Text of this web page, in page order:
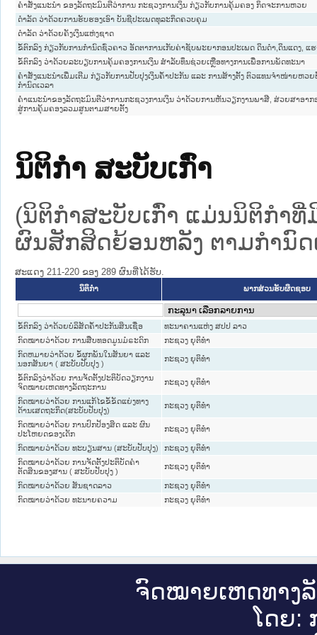
ຄຳສັ່ງແນະນຳ ຂອງລັດຖະມົນຕີວ່າການ ກະຊວງການເງິນ ກ່ຽວກັບການຄຸ້ມຄອງ ກິດຈະການຫວຍ
ດຳລັດ ວ່າດ້ວຍການຮັບຮອງເອົາ ບັນຊີປະເພດທຸລະກິດຄວບຄຸມ
ດຳລັດ ວ່າດ້ວຍຄັງເງິນແຫ່ງຊາດ
ຂໍ້ຕົກລົງ ກ່ຽວກັບການກຳນົດຊົ່ວຄາວ ອັດຕາການເກັບຄ່າຊັບພະຍາກອນປະເພດ ດິນດຳ,ດິນແດງ, ແ
ຂໍ້ຕົກລົງ ວ່າດ້ວຍລະບຽບການຄຸ້ມຄອງການເງິນ ສຳລັບທຶນຊ່ວຍເຫຼືອທາງການເພື່ອການພັດທະນາ
ຄຳສັ່ງແນະນຳເພີ່ມເຕີມ ກ່ຽວກັບການປັບປຸງເງິນຄ້ຳປະກັນ ແລະ ການສ້າງຕັ້ງ ຕົວແທນຈຳໜ່າຍຫວ
ກຳນົດເວລາ
ຄຳແນະນຳຂອງລັດຖະມົນຕີວ່າການກະຊວງການເງິນ ວ່າດ້ວຍການຫັນວຽກງານພາສີ, ສ່ວຍສາອາກ
ສູ່ການຄຸ້ມຄອງລວມສູນຕາມສາຍຕັ້ງ
ນິຕິກໍາ ສະບັບເກົ່າ
(ນິຕິກໍາສະບັບເກົ່າ ແມ່ນນິຕິກໍາ
ຜົນສັກສິດຍ້ອນຫລັງ ຕາມກໍານົດ
ສະແດງ 211-220 ຂອງ 289 ຜົນທີ່ໄດ້ຮັບ.
ນິຕິກໍາ ພາກສ່ວນຮັບຜິດຊອບ
ຂໍ້ຕົກລົງ ວ່າດ້ວຍບໍລິສັດຄໍ້າປະກັນສິນເຊື່ອ
ທະນາຄານແຫ່ງ ສປປ ລາວ
ກົດໝາຍວ່າດ້ວຍ ການສືບທອດມູນມໍຣະດົກ
ກະຊວງ ຍຸຕິທໍາ
ກົດຫມາຍວ່າດ້ວຍ ຂໍ້ຜູກພັນໃນສັນຍາ ແລະ
ນອກສັນຍາ ( ສະບັບປັບປຸງ )
ກະຊວງ ຍຸຕິທໍາ
ຂໍ້​ຕົກ​ລົງວ່າ​ດ້ວຍ ການຈັດຕັ້ງປະຕິບັດວຽກງານ
ຈົດໝາຍເຫດທາງລັດຖະການ
ກະຊວງ ຍຸຕິທໍາ
ກົດໝາຍວ່າດ້ວຍ ການແກ້ໄຂຂໍ້ຂັດແຍ່ງທາງ
ດ້ານເສດຖະກິດ(ສະບັບປັບປຸງ)
ກະຊວງ ຍຸຕິທໍາ
ກົດໝາຍວ່າດ້ວຍ ການປົກປ້ອງສິດ ແລະ ຜົນ
ປະໂຫຍດຂອງເດັກ
ກະຊວງ ຍຸຕິທໍາ
ກົດໝາຍວ່າດ້ວຍ ທະບຽນສານ (ສະບັບປັບປຸງ)
ກະຊວງ ຍຸຕິທໍາ
ກົດໝາຍວ່າດ້ວຍ ການຈັດຕັ້ງປະຕິບັດຄຳ
ຕັດສິນຂອງສານ ( ສະບັບປັບປຸງ )
ກະຊວງ ຍຸຕິທໍາ
ກົດໝາຍວ່າດ້ວຍ ສັນຊາດລາວ
ກະຊວງ ຍຸຕິທໍາ
ກົດໝາຍວ່າດ້ວຍ ທະນາຍຄວາມ
ກະຊວງ ຍຸຕິທໍາ
ຈົດ​ໝາຍ​ເຫດ​ທາງ​
ໂດຍ: